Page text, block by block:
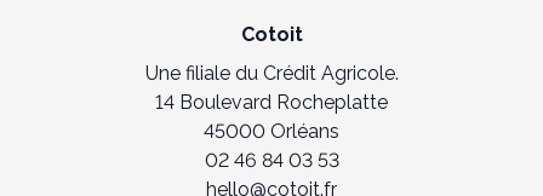
Cotoit
Une filiale du Crédit Agricole.
14 Boulevard Rocheplatte
45000 Orléans
02 46 84 03 53
hello@cotoit.fr